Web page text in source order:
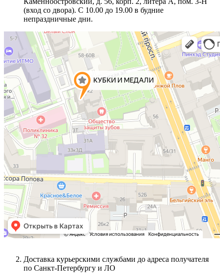
(вход со двора). С 10.00 до 19.00 в будние
непраздничные дни.
Доставка курьерскими службами до адреса получателя
по Санкт-Петербургу и ЛО